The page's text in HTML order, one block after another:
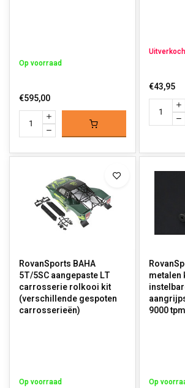
Op voorraad
€595,00
€43,95
RovanSports BAHA
5T/5SC aangepaste LT
carrosserie rolkooi kit
(verschillende gespoten
carrosserieën)
Op voorraad
metalen
9000
Op